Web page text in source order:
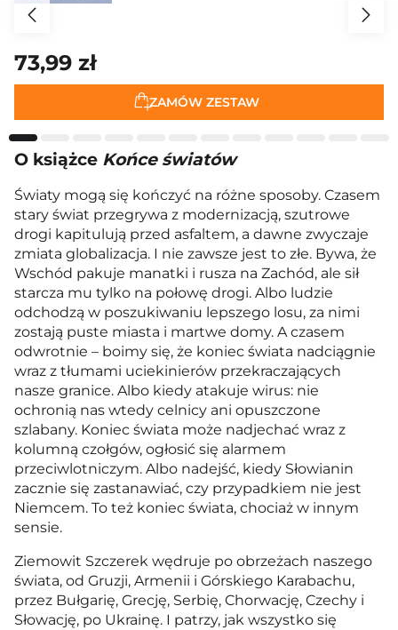
73,99 zł
ZAMÓW ZESTAW
O książce Końce światów
Światy mogą się kończyć na różne sposoby. Czasem
stary świat przegrywa z modernizacją, szutrowe
drogi kapitulują przed asfaltem, a dawne zwyczaje
zmiata globalizacja. I nie zawsze jest to złe. Bywa, że
Wschód pakuje manatki i rusza na Zachód, ale sił
starcza mu tylko na połowę drogi. Albo ludzie
odchodzą w poszukiwaniu lepszego losu, za nimi
zostają puste miasta i martwe domy. A czasem
odwrotnie – boimy się, że koniec świata nadciągnie
wraz z tłumami uciekinierów przekraczających
nasze granice. Albo kiedy atakuje wirus: nie
ochronią nas wtedy celnicy ani opuszczone
szlabany. Koniec świata może nadjechać wraz z
kolumną czołgów, ogłosić się alarmem
przeciwlotniczym. Albo nadejść, kiedy Słowianin
zacznie się zastanawiać, czy przypadkiem nie jest
Niemcem. To też koniec świata, chociaż w innym
sensie.
Ziemowit Szczerek wędruje po obrzeżach naszego
świata, od Gruzji, Armenii i Górskiego Karabachu,
przez Bułgarię, Grecję, Serbię, Chorwację, Czechy i
Słowację, po Ukrainę. I patrzy, jak wszystko się